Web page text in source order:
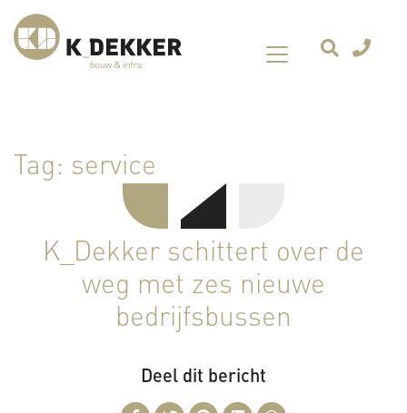
Tag: service
K_Dekker schittert over de
weg met zes nieuwe
bedrijfsbussen
Deel dit bericht